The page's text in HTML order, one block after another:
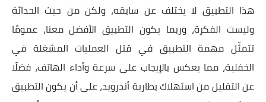
هذا التطبيق لا يختلف عن سابقه، ولكن من حيث الحداثة
وليست الفكرة، وربما يكون التطبيق الأفضل معنا، عمومًا
تتمثّل مهمة التطبيق في قتل العمليات المشغلة في
الخفلية، مما يعكس بالإيجاب على سرعة وأداء الهاتف، فضلًا
عن التقليل من استهلاك بطارية أندرويد، على أن يكون التطبيق